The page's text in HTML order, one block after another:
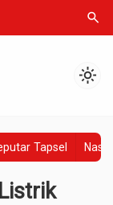
search
light_mode
Tapsel